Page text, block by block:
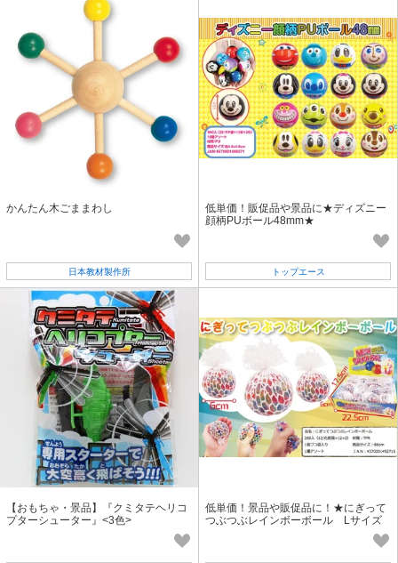
かんたん木ごままわし
日本教材製作所
低単価！販促品や景品に★ディズニー
顔柄PUボール48mm★
トップエース
【おもちゃ・景品】『クミタテヘリコ
プターシューター』<3色>
低単価！景品や販促品に！★にぎって
つぶつぶレインボーボール Lサイズ